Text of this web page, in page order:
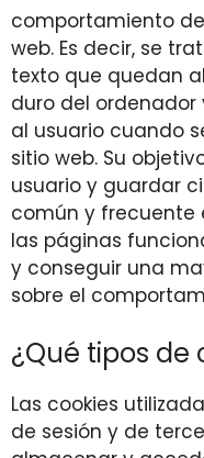
comportamiento
web. Es decir, se
texto que quedan
duro del
al usuario cuando
sitio web. Su
usuario y guardar
común y frecuente
las páginas
y conseguir una
sobre el
¿Qué tipos de
Las cookies
de sesión y de